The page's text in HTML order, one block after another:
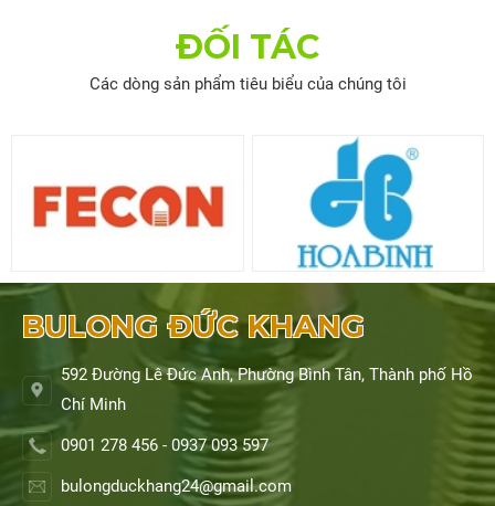
ĐỐI TÁC
Các dòng sản phẩm tiêu biểu của chúng tôi
BULONG ĐỨC KHANG
592 Đường Lê Đức Anh, Phường Bình Tân, Thành phố Hồ
Chí Minh
0901 278 456 - 0937 093 597
bulongduckhang24@gmail.com